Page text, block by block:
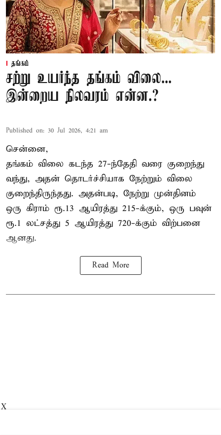
தங்கம்
சற்று உயர்ந்த தங்கம் விலை...
இன்றைய நிலவரம் என்ன.?
Published on: 30 Jul 2026, 4:21 am
சென்னை,
தங்கம் விலை கடந்த 27-ந்தேதி வரை குறைந்து
வந்து, அதன் தொடர்ச்சியாக நேற்றும் விலை
குறைந்திருந்தது. அதன்படி, நேற்று முன்தினம்
ஒரு கிராம் ரூ.13 ஆயிரத்து 215-க்கும், ஒரு பவுன்
ரூ.1 லட்சத்து 5 ஆயிரத்து 720-க்கும் விற்பனை
ஆனது.
Read More
X